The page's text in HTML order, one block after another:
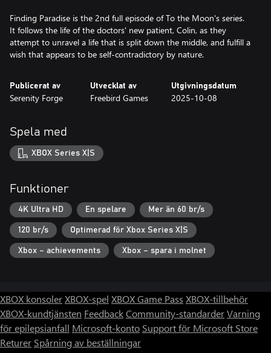
Finding Paradise is the 2nd full episode of To the Moon's series.
It follows the life of the doctors' new patient, Colin, as they
attempt to unravel a life that is split down the middle, and fulfill a
wish that appears to be self-contradictory by nature.
Publicerat av
Serenity Forge
Utvecklat av
Freebird Games
Utgivningsdatum
2025-10-08
Spela med
XBOX Series X|S
Funktioner
4K Ultra HD En spelare Mer än 60 br/s
120 br/s Optimerad för Xbox Series X|S
Xbox – achievements Xbox – spara i molnet
XBOX konsolerXBOX-spel XBOX Game Pass XBOX-tillbehör
XBOX-kundtjänsten FeedbackCommunity-standarderVarning
för epilepsianfall Microsoft-konto Support för Microsoft Store
Returer Spårning av beställningar